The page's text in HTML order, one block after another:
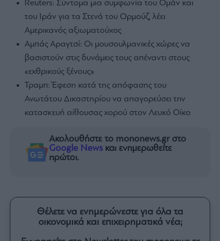
Reuters: Σύντομα μια συμφωνία του Ομάν και
του Ιράν για τα Στενά του Ορμούζ, λέει
Αμερικανός αξιωματούχος
Αμπάς Αραγτσί: Οι μουσουλμανικές χώρες να
βασιστούν στις δυνάμεις τους απέναντι στους
«εχθρικούς ξένους»
Τραμπ: Έφεση κατά της απόφασης του
Ανωτάτου Δικαστηρίου να απαγορεύσει την
κατασκευή αίθουσας χορού στον Λευκό Οίκο
Ακολουθήστε το mononews.gr στο
Google News και ενημερωθείτε
πρώτοι.
Θέλετε να ενημερώνεστε για όλα τα
οικονομικά και επιχειρηματικά νέα;